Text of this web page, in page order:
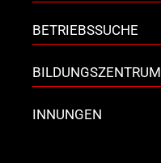
BETRIEBSSUCHE
BILDUNGSZENTRUM
INNUNGEN